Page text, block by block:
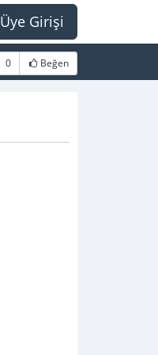
Üye Girişi
0 Beğen